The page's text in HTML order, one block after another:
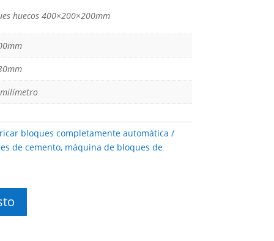
huecos 400×200×200mm
bloques completamente automática
de cemento, máquina de bloques de